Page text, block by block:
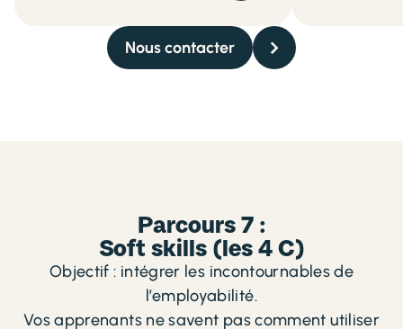
Nous contacter
Parcours 7 :
Soft skills (les 4 C)
Objectif : intégrer les incontournables de
l’employabilité.
Vos apprenants ne savent pas comment utiliser